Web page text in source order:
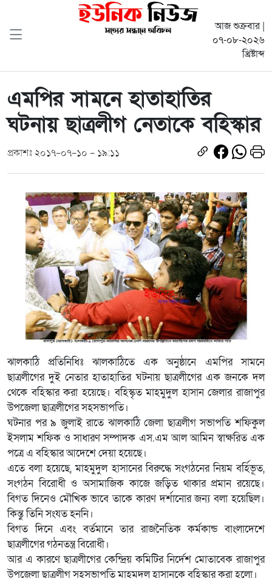
আজ শুক্রবার |
০৭-০৮-২০২৬
খ্রিষ্টাব্দ
এমপির সামনে হাতাহাতির
ঘটনায় ছাত্রলীগ নেতাকে বহিস্কার
প্রকাশঃ ২০১৭-০৭-১০ - ১৯:১১
ঝালকাঠি প্রতিনিধিঃ ঝালকাঠিতে এক অনুষ্ঠানে এমপির সামনে
ছাত্রলীগের দুই নেতার হাতাহাতির ঘটনায় ছাত্রলীগের এক জনকে দল
থেকে বহিস্কার করা হয়েছে। বহিস্কৃত মাহমুদুল হাসান জেলার রাজাপুর
উপজেলা ছাত্রলীগের সহসভাপতি।
ঘটনার পর ৯ জুলাই রাতে ঝালকাঠি জেলা ছাত্রলীগ সভাপতি শফিকুল
ইসলাম শফিক ও সাধারণ সম্পাদক এস.এম আল আমিন স্বাক্ষরিত এক
পত্রে এ বহিস্কার আদেশে দেয়া হয়েছে।
এতে বলা হয়েছে, মাহমুদুল হাসানের বিরুদ্ধে সংগঠনের নিয়ম বর্হিভূত,
সংগঠন বিরোধী ও অসামাজিক কাজে জড়িত থাকার প্রমান রয়েছে।
বিগত দিনেও মৌখিক ভাবে তাকে কারণ দর্শানোর জন্য বলা হয়েছিল।
কিন্তু তিনি সংযত হননি।
বিগত দিনে এবং বর্তমানে তার রাজনৈতিক কর্মকান্ড বাংলাদেশে
ছাত্রলীগের গঠনতন্ত্র বিরোধী।
আর এ কারণে ছাত্রলীগের কেন্দ্রিয় কমিটির নির্দেশ মোতাবেক রাজাপুর
উপজেলা ছাত্রলীগ সহসভাপতি মাহমুদুল হাসানকে বহিস্কার করা হলো।